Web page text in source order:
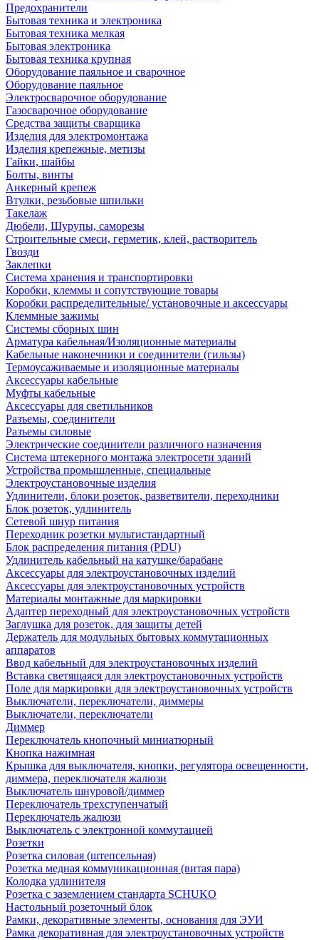
Предохранители
Бытовая техника и электроника
Бытовая техника мелкая
Бытовая электроника
Бытовая техника крупная
Оборудование паяльное и сварочное
Оборудование паяльное
Электросварочное оборудование
Газосварочное оборудование
Средства защиты сварщика
Изделия для электромонтажа
Изделия крепежные, метизы
Гайки, шайбы
Болты, винты
Анкерный крепеж
Втулки, резьбовые шпильки
Такелаж
Дюбели, Шурупы, саморезы
Строительные смеси, герметик, клей, растворитель
Гвозди
Заклепки
Система хранения и транспортировки
Коробки, клеммы и сопутствующие товары
Коробки распределительные/ установочные и аксессуары
Клеммные зажимы
Системы сборных шин
Арматура кабельная/Изоляционные материалы
Кабельные наконечники и соединители (гильзы)
Термоусаживаемые и изоляционные материалы
Аксессуары кабельные
Муфты кабельные
Аксессуары для светильников
Разъемы, соединители
Разъемы силовые
Электрические соединители различного назначения
Система штекерного монтажа электросети зданий
Устройства промышленные, специальные
Электроустановочные изделия
Удлинители, блоки розеток, разветвители, переходники
Блок розеток, удлинитель
Сетевой шнур питания
Переходник розетки мультистандартный
Блок распределения питания (PDU)
Удлинитель кабельный на катушке/барабане
Аксессуары для электроустановочных изделий
Аксессуары для электроустановочных устройств
Материалы монтажные для маркировки
Адаптер переходный для электроустановочных устройств
Заглушка для розеток, для защиты детей
Держатель для модульных бытовых коммутационных
аппаратов
Ввод кабельный для электроустановочных изделий
Вставка светящаяся для электроустановочных устройств
Поле для маркировки для электроустановочных устройств
Выключатели, переключатели, диммеры
Выключатели, переключатели
Диммер
Переключатель кнопочный миниатюрный
Кнопка нажимная
Крышка для выключателя, кнопки, регулятора освещенности,
диммера, переключателя жалюзи
Выключатель шнуровой/диммер
Переключатель трехступенчатый
Переключатель жалюзи
Выключатель с электронной коммутацией
Розетки
Розетка силовая (штепсельная)
Розетка медная коммуникационная (витая пара)
Колодка удлинителя
Розетка с заземлением стандарта SCHUKO
Настольный розеточный блок
Рамки, декоративные элементы, основания для ЭУИ
Рамка декоративная для электроустановочных устройств